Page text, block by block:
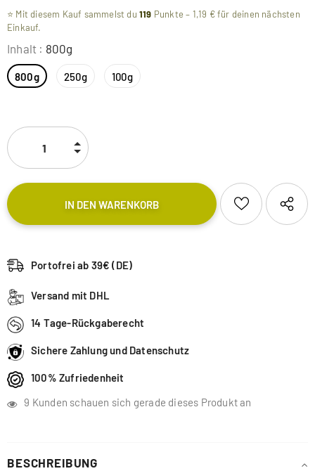
⭐ Mit diesem Kauf sammelst du 119 Punkte – 1,19 €für deinen nächsten
Einkauf.
Inhalt : 800g
800g 250g 100g
Portofrei ab 39€ (DE)
Versand mit DHL
14 Tage-Rückgaberecht
Sichere Zahlung und Datenschutz
100% Zufriedenheit
9 Kunden schauen sich gerade dieses Produkt an
BESCHREIBUNG